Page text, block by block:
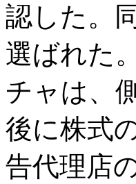
認した。
選ばれた。
チャは、
後に株式
告代理店